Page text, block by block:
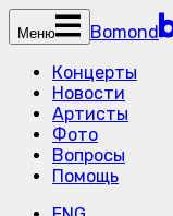
Меню
Bomond
Концерты
Новости
Артисты
Фото
Вопросы
Помощь